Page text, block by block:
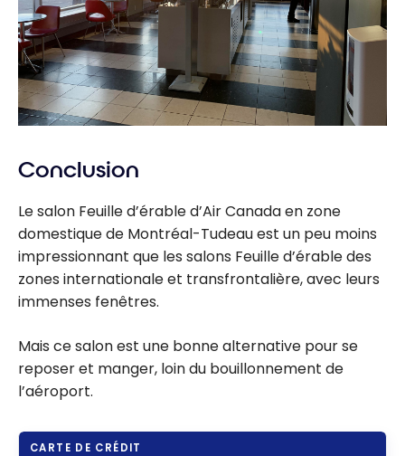
Conclusion
Le salon Feuille d’érable d’Air Canada en zone
domestique de Montréal-Tudeau est un peu moins
impressionnant que les salons Feuille d’érable des
zones internationale et transfrontalière, avec leurs
immenses fenêtres.
Mais ce salon est une bonne alternative pour se
reposer et manger, loin du bouillonnement de
l’aéroport.
CARTE DE CRÉDIT